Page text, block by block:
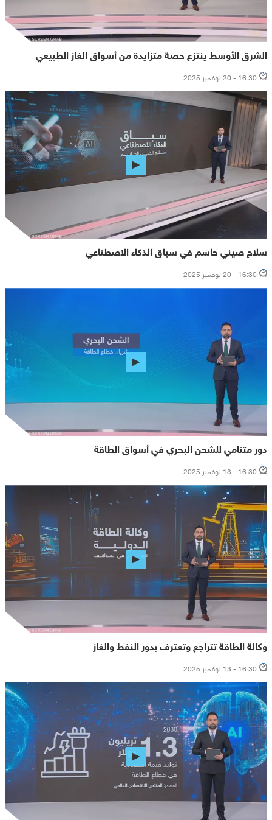
الشرق الأوسط ينتزع حصة متزايدة من أسواق الغاز الطبيعي
16:30 - 20 نوفمبر 2025
سلاح صيني حاسم في سباق الذكاء الاصطناعي
16:30 - 20 نوفمبر 2025
دور متنامي للشحن البحري في أسواق الطاقة
16:30 - 13 نوفمبر 2025
وكالة الطاقة تتراجع وتعترف بدور النفط والغاز
16:30 - 13 نوفمبر 2025